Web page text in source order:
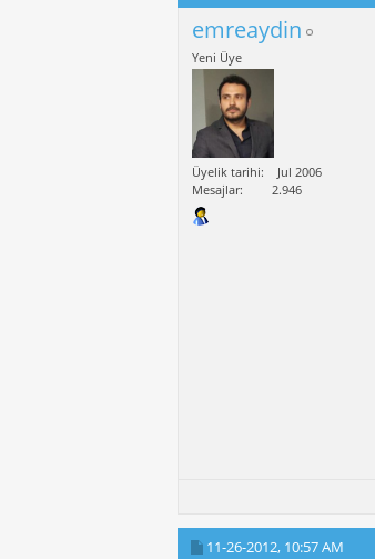
emreaydin
Yeni Üye
Üyelik tarihi
Jul 2006
Mesajlar
2.946
11-26-2012, 10:57 AM